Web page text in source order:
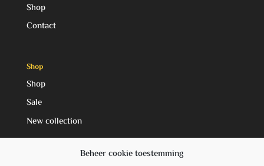
Beheer cookie toestemming
Shop
Contact
Shop
Shop
Sale
New collection